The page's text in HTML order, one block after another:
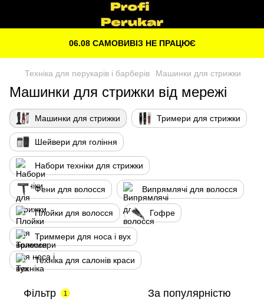
06.08 САМОВИВІЗ НЕ ПРАЦЮЄ
Техніка для перукарів і барберів Машинки для стрижки
Машинки для стрижки від мережі
Машинки для стрижки Тримери для стрижки
Шейвери для гоління
Набори техніки для стрижки
Фени для волосся Випрямлячі для волосся
Плойки для волосся Гофре
Триммери для носа і вух
Техніка для салонів краси
Фільтр 1 За популярністю